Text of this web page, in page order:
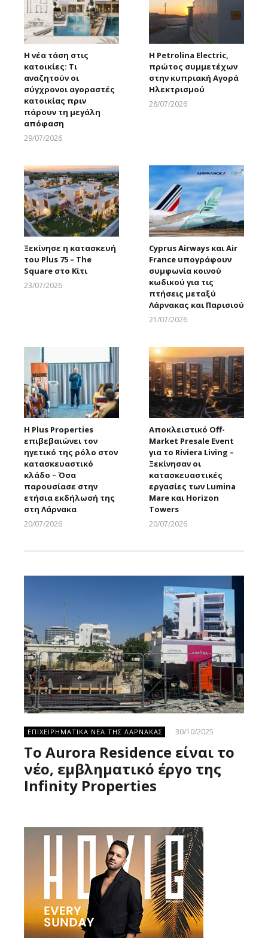
H νέα τάση στις
κατοικίες: Τι
αναζητούν οι
σύγχρονοι αγοραστές
κατοικίας πριν
πάρουν τη μεγάλη
απόφαση
29/07/2026
Η Petrolina Electric,
πρώτος συμμετέχων
στην κυπριακή Αγορά
Ηλεκτρισμού
28/07/2026
Ξεκίνησε η κατασκευή
του Plus 75 – The
Square στο Κίτι
23/07/2026
Cyprus Airways και Air
France υπογράφουν
συμφωνία κοινού
κωδικού για τις
πτήσεις μεταξύ
Λάρνακας και Παρισιού
21/07/2026
Η Plus Properties
επιβεβαιώνει τον
ηγετικό της ρόλο στον
κατασκευαστικό
κλάδο – Όσα
παρουσίασε στην
ετήσια εκδήλωσή της
στη Λάρνακα
20/07/2026
Αποκλειστικό Off-
Market Presale Event
για το Riviera Living –
Ξεκίνησαν οι
κατασκευαστικές
εργασίες των Lumina
Mare και Horizon
Towers
20/07/2026
ΕΠΙΧΕΙΡΗΜΑΤΙΚΑ ΝΕΑ ΤΗΣ ΛΑΡΝΑΚΑΣ 30/10/2025
Το Aurora Residence είναι το
νέο, εμβληματικό έργο της
Infinity Properties